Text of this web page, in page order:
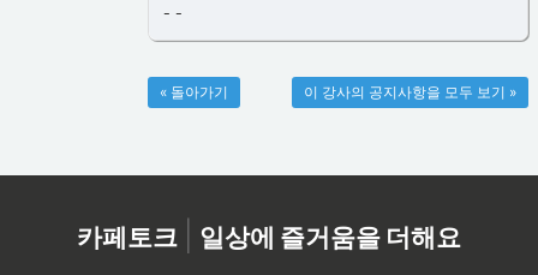
--
이 강사의 공지사항을 모두 보기 »
« 돌아가기
카페토크 | 일상에 즐거움을 더해요